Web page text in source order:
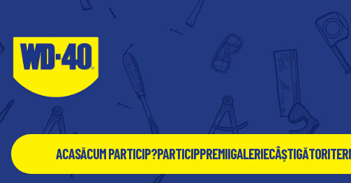
ACASĂCUM PARTICIP?PARTICIPPREMIIGALERIECÂȘTIGĂTORI